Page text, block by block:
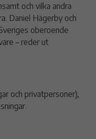
och vilka andra
Daniel Hägerby och
oberoende
– reder ut
och privatpersoner),